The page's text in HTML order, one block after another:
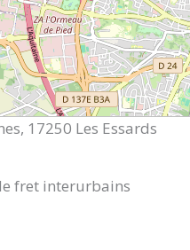
17250 Les Essards
fret interurbains